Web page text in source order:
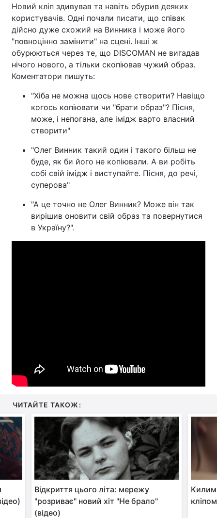
Новий кліп здивував та навіть обурив деяких
користувачів. Одні почали писати, що співак
дійсно дуже схожий на Винника і може його
"повноцінно замінити" на сцені. Інші ж
обурюються через те, що DISCOMAN не вигадав
нічого нового, а тільки скопіював чужий образ.
Коментатори пишуть:
"Хіба не можна щось нове створити? Навіщо
когось копіювати чи "брати образ"? Пісня,
може, і непогана, але імідж варто власний
створити"
"Олег Винник такий один і такого більш не
буде, як би його не копіювали. А ви робіть
собі свій імідж і виступайте. Пісня, до речі,
суперова"
"А це точно не Олег Винник? Може він так
вирішив оновити свій образ та повернутися
в Україну?".
ЧИТАЙТЕ ТАКОЖ:
Відкриття цього літа: мережу
"розриває" новий хіт "Не брало"
(відео)